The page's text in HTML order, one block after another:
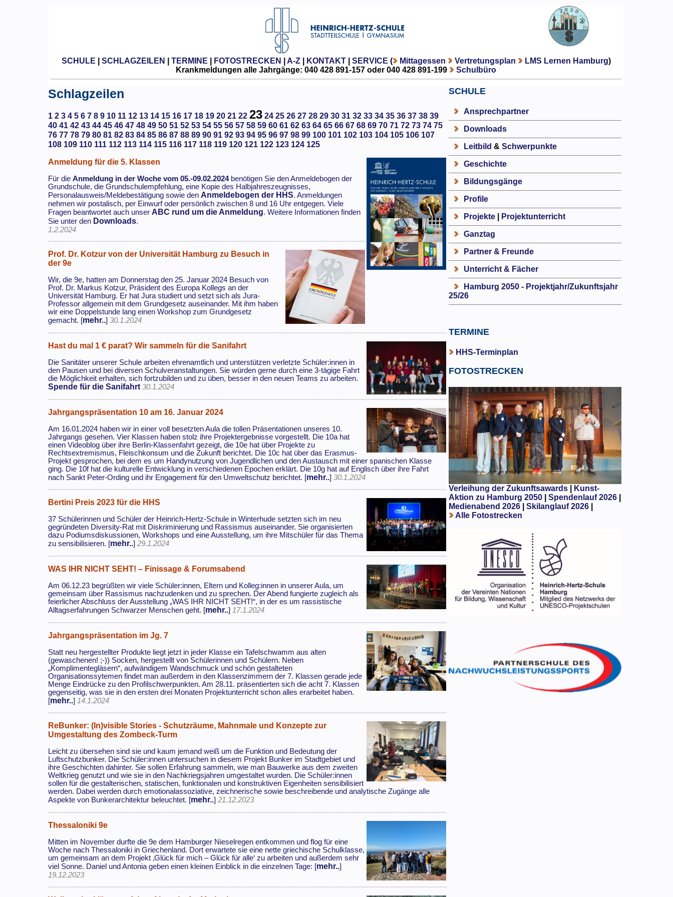
SCHULE SCHLAGZEILEN TERMINE FOTOSTRECKEN A-Z| KONTAKT| SERVICE ( Mittagessen Vertretungsplan LMS Lernen Hamburg)
Krankmeldungen alle Jahrgänge: 040 428 891-157 oder 040 428 891-199
Schulbüro
Schlagzeilen
1 2 3 4 5 6 7 8 9 10 11 12 13 14 15 16 17 18 19 20 21 22 23 24 25 26 27 28 29 30 31 32 33 34 35 36 37 38 39
40 41 42 43 44 45 46 47 48 49 50 51 52 53 54 55 56 57 58 59 60 61 62 63 64 65 66 67 68 69 70 71 72 73 74 75
76 77 78 79 80 81 82 83 84 85 86 87 88 89 90 91 92 93 94 95 96 97 98 99 100 101 102 103 104 105 106 107
108 109 110 111 112 113 114 115 116 117 118 119 120 121 122 123 124 125
Anmeldung für die 5. Klassen
Für dieAnmeldung in der Woche vom 05.-09.02.2024benötigen Sie den Anmeldebogen der
Grundschule, die Grundschulempfehlung, eine Kopie des Halbjahreszeugnisses,
Personalausweis/Meldebestätigung sowie den Anmeldebogen der HHS. Anmeldungen
nehmen wir postalisch, per Einwurf oder persönlich zwischen 8 und 16 Uhr entgegen. Viele
Fragen beantwortet auch unser ABC rund um die Anmeldung. Weitere Informationen finden
Sie unter den Downloads.
1.2.2024
Prof. Dr. Kotzur von der Universität Hamburg zu Besuch in
der 9e
Wir, die 9e, hatten am Donnerstag den 25. Januar 2024 Besuch von
Prof. Dr. Markus Kotzur, Präsident des Europa Kollegs an der
Universität Hamburg. Er hat Jura studiert und setzt sich als Jura-
Professor allgemein mit dem Grundgesetz auseinander. Mit ihm haben
wir eine Doppelstunde lang einen Workshop zum Grundgesetz
gemacht. [mehr..]30.1.2024
Hast du mal 1 € parat? Wir sammeln für die Sanifahrt
Die Sanitäter unserer Schule arbeiten ehrenamtlich und unterstützen verletzte Schüler:innen in
den Pausen und bei diversen Schulveranstaltungen. Sie würden gerne durch eine 3-tägige Fahrt
die Möglichkeit erhalten, sich fortzubilden und zu üben, besser in den neuen Teams zu arbeiten.
Spende für die Sanifahrt 30.1.2024
Jahrgangspräsentation 10 am 16. Januar 2024
Am 16.01.2024 haben wir in einer voll besetzten Aula die tollen Präsentationen unseres 10.
Jahrgangs gesehen. Vier Klassen haben stolz ihre Projektergebnisse vorgestellt. Die 10a hat
einen Videoblog über ihre Berlin-Klassenfahrt gezeigt, die 10e hat über Projekte zu
Rechtsextremismus, Fleischkonsum und die Zukunft berichtet. Die 10c hat über das Erasmus-
Projekt gesprochen, bei dem es um Handynutzung von Jugendlichen und den Austausch mit einer spanischen Klasse
ging. Die 10f hat die kulturelle Entwicklung in verschiedenen Epochen erklärt. Die 10g hat auf Englisch über ihre Fahrt
nach Sankt Peter-Ording und ihr Engagement für den Umweltschutz berichtet. [mehr..]30.1.2024
Bertini Preis 2023 für die HHS
37 Schülerinnen und Schüler der Heinrich-Hertz-Schule in Winterhude setzten sich im neu
gegründeten Diversity-Rat mit Diskriminierung und Rassismus auseinander. Sie organisierten
dazu Podiumsdiskussionen, Workshops und eine Ausstellung, um ihre Mitschüler für das Thema
zu sensibilisieren. [mehr..]29.1.2024
WAS IHR NICHT SEHT! – Finissage & Forumsabend
Am 06.12.23 begrüßten wir viele Schüler:innen, Eltern und Kolleg:innen in unserer Aula, um
gemeinsam über Rassismus nachzudenken und zu sprechen. Der Abend fungierte zugleich als
feierlicher Abschluss der Ausstellung „WAS IHR NICHT SEHT!“, in der es um rassistische
Alltagserfahrungen Schwarzer Menschen geht. [mehr..] 17.1.2024
Jahrgangspräsentation im Jg. 7
Statt neu hergestellter Produkte liegt jetzt in jeder Klasse ein Tafelschwamm aus alten
(gewaschenen! ;-)) Socken, hergestellt von Schülerinnen und Schülern. Neben
„Komplimentegläsern“, aufwändigem Wandschmuck und schön gestalteten
Organisationssytemen findet man außerdem in den Klassenzimmern der 7. Klassen gerade jede
Menge Eindrücke zu den Profilschwerpunkten. Am 28.11. präsentierten sich die acht 7. Klassen
gegenseitig, was sie in den ersten drei Monaten Projektunterricht schon alles erarbeitet haben.
[mehr..] 14.1.2024
ReBunker: (In)visible Stories - Schutzräume, Mahnmale und Konzepte zur
Umgestaltung des Zombeck-Turm
Leicht zu übersehen sind sie und kaum jemand weiß um die Funktion und Bedeutung der
Luftschutzbunker. Die Schüler:innen untersuchen in diesem Projekt Bunker im Stadtgebiet und
ihre Geschichten dahinter. Sie sollen Erfahrung sammeln, wie man Bauwerke aus dem zweiten
Weltkrieg genutzt und wie sie in den Nachkriegsjahren umgestaltet wurden. Die Schüler:innen
sollen für die gestalterischen, statischen, funktionalen und konstruktiven Eigenheiten sensibilisiert
werden. Dabei werden durch emotionalassoziative, zeichnerische sowie beschreibende und analytische Zugänge alle
Aspekte von Bunkerarchitektur beleuchtet. [mehr..]21.12.2023
Thessaloniki 9e
Mitten im November durfte die 9e dem Hamburger Nieselregen entkommen und flog für eine
Woche nach Thessaloniki in Griechenland. Dort erwartete sie eine nette griechische Schulklasse,
um gemeinsam an dem Projekt ‚Glück für mich – Glück für alle‘ zu arbeiten und außerdem sehr
viel Sonne. Daniel und Antonia geben einen kleinen Einblick in die einzelnen Tage: [mehr..]
19.12.2023
SCHULE
Ansprechpartner
Downloads
Leitbild & Schwerpunkte
Geschichte
Bildungsgänge
Profile
Projekte| Projektunterricht
Ganztag
Partner & Freunde
Unterricht & Fächer
Hamburg 2050 - Projektjahr/Zukunftsjahr
25/26
TERMINE
HHS-Terminplan
FOTOSTRECKEN
Verleihung der Zukunftsawards|
Kunst-
Aktion zu Hamburg 2050
Spendenlauf 2026|
Medienabend 2026| Skilanglauf 2026|
Alle Fotostrecken